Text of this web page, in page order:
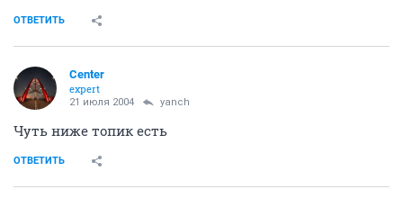
ОТВЕТИТЬ
Center
expert
21 июля 2004 yanch
Чуть ниже топик есть
ОТВЕТИТЬ